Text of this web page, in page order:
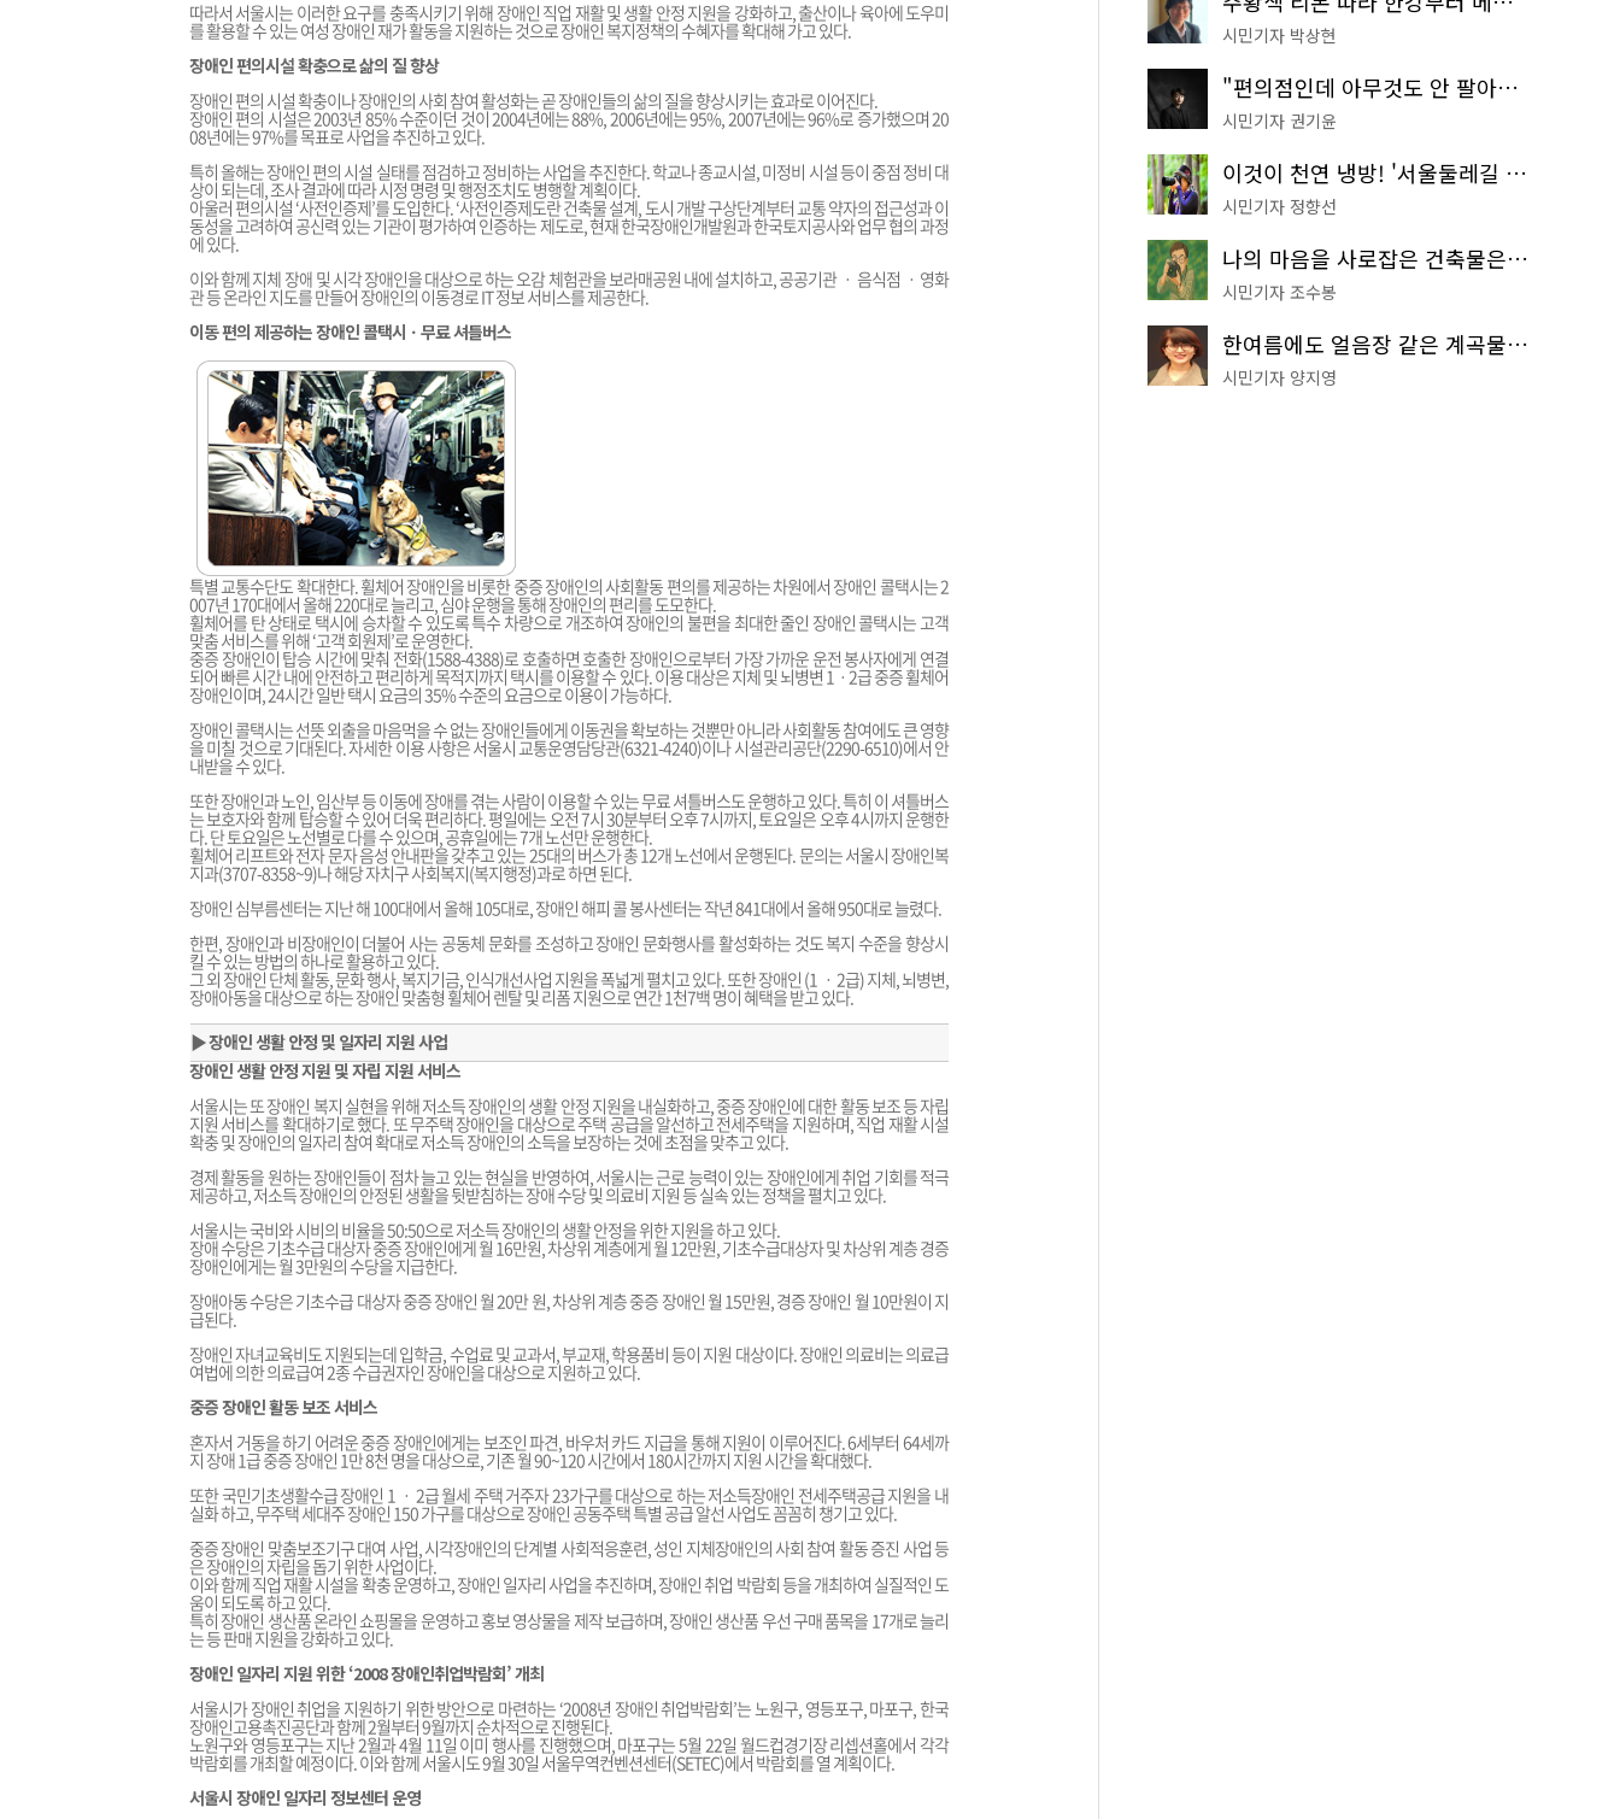
따라서 서울시는 이러한 요구를 충족시키기 위해 장애인 직업 재활 및 생활 안정 지원을 강화하고, 출산이나 육아에 도우미
를 활용할 수 있는 여성 장애인 재가 활동을 지원하는 것으로 장애인 복지정책의 수혜자를 확대해 가고 있다.
장애인 편의시설 확충으로 삶의 질 향상
장애인 편의 시설 확충이나 장애인의 사회 참여 활성화는 곧 장애인들의 삶의 질을 향상시키는 효과로 이어진다.
장애인 편의 시설은 2003년 85% 수준이던 것이 2004년에는 88%, 2006년에는 95%, 2007년에는 96%로 증가했으며 20
08년에는 97%를 목표로 사업을 추진하고 있다.
특히 올해는 장애인 편의 시설 실태를 점검하고 정비하는 사업을 추진한다. 학교나 종교시설, 미정비 시설 등이 중점 정비 대
상이 되는데, 조사 결과에 따라 시정 명령 및 행정조치도 병행할 계획이다.
아울러 편의시설 ‘사전인증제’를 도입한다. ‘사전인증제도란 건축물 설계, 도시 개발 구상단계부터 교통 약자의 접근성과 이
동성을 고려하여 공신력 있는 기관이 평가하여 인증하는 제도로, 현재 한국장애인개발원과 한국토지공사와 업무 협의 과정
에 있다.
이와 함께 지체 장애 및 시각 장애인을 대상으로 하는 오감 체험관을 보라매공원 내에 설치하고, 공공기관 ㆍ 음식점 ㆍ 영화
관 등 온라인 지도를 만들어 장애인의 이동경로 IT 정보 서비스를 제공한다.
이동 편의 제공하는 장애인 콜택시ㆍ무료 셔틀버스
특별 교통수단도 확대한다. 휠체어 장애인을 비롯한 중증 장애인의 사회활동 편의를 제공하는 차원에서 장애인 콜택시는 2
007년 170대에서 올해 220대로 늘리고, 심야 운행을 통해 장애인의 편리를 도모한다.
휠체어를 탄 상태로 택시에 승차할 수 있도록 특수 차량으로 개조하여 장애인의 불편을 최대한 줄인 장애인 콜택시는 고객
맞춤 서비스를 위해 ‘고객 회원제’로 운영한다.
중증 장애인이 탑승 시간에 맞춰 전화(1588-4388)로 호출하면 호출한 장애인으로부터 가장 가까운 운전 봉사자에게 연결
되어 빠른 시간 내에 안전하고 편리하게 목적지까지 택시를 이용할 수 있다. 이용 대상은 지체 및 뇌병변 1ㆍ2급 중증 휠체어
장애인이며, 24시간 일반 택시 요금의 35% 수준의 요금으로 이용이 가능하다.
장애인 콜택시는 선뜻 외출을 마음먹을 수 없는 장애인들에게 이동권을 확보하는 것뿐만 아니라 사회활동 참여에도 큰 영향
을 미칠 것으로 기대된다. 자세한 이용 사항은 서울시 교통운영담당관(6321-4240)이나 시설관리공단(2290-6510)에서 안
내받을 수 있다.
또한 장애인과 노인, 임산부 등 이동에 장애를 겪는 사람이 이용할 수 있는 무료 셔틀버스도 운행하고 있다. 특히 이 셔틀버스
는 보호자와 함께 탑승할 수 있어 더욱 편리하다. 평일에는 오전 7시 30분부터 오후 7시까지, 토요일은 오후 4시까지 운행한
다. 단 토요일은 노선별로 다를 수 있으며, 공휴일에는 7개 노선만 운행한다.
휠체어 리프트와 전자 문자 음성 안내판을 갖추고 있는 25대의 버스가 총 12개 노선에서 운행된다. 문의는 서울시 장애인복
지과(3707-8358~9)나 해당 자치구 사회복지(복지행정)과로 하면 된다.
장애인 심부름센터는 지난 해 100대에서 올해 105대로, 장애인 해피 콜 봉사센터는 작년 841대에서 올해 950대로 늘렸다.
한편, 장애인과 비장애인이 더불어 사는 공동체 문화를 조성하고 장애인 문화행사를 활성화하는 것도 복지 수준을 향상시
킬 수 있는 방법의 하나로 활용하고 있다.
그 외 장애인 단체 활동, 문화 행사, 복지기금, 인식개선사업 지원을 폭넓게 펼치고 있다. 또한 장애인 (1 ㆍ 2급) 지체, 뇌병변,
장애아동을 대상으로 하는 장애인 맞춤형 휠체어 렌탈 및 리폼 지원으로 연간 1천7백 명이 혜택을 받고 있다.
▶장애인 생활 안정 및 일자리 지원 사업
장애인 생활 안정 지원 및 자립 지원 서비스
서울시는 또 장애인 복지 실현을 위해 저소득 장애인의 생활 안정 지원을 내실화하고, 중증 장애인에 대한 활동 보조 등 자립
지원 서비스를 확대하기로 했다. 또 무주택 장애인을 대상으로 주택 공급을 알선하고 전세주택을 지원하며, 직업 재활 시설
확충 및 장애인의 일자리 참여 확대로 저소득 장애인의 소득을 보장하는 것에 초점을 맞추고 있다.
경제 활동을 원하는 장애인들이 점차 늘고 있는 현실을 반영하여, 서울시는 근로 능력이 있는 장애인에게 취업 기회를 적극
제공하고, 저소득 장애인의 안정된 생활을 뒷받침하는 장애 수당 및 의료비 지원 등 실속 있는 정책을 펼치고 있다.
서울시는 국비와 시비의 비율을 50:50으로 저소득 장애인의 생활 안정을 위한 지원을 하고 있다.
장애 수당은 기초수급 대상자 중증 장애인에게 월 16만원, 차상위 계층에게 월 12만원, 기초수급대상자 및 차상위 계층 경증
장애인에게는 월 3만원의 수당을 지급한다.
장애아동 수당은 기초수급 대상자 중증 장애인 월 20만 원, 차상위 계층 중증 장애인 월 15만원, 경증 장애인 월 10만원이 지
급된다.
장애인 자녀교육비도 지원되는데 입학금, 수업료 및 교과서, 부교재, 학용품비 등이 지원 대상이다. 장애인 의료비는 의료급
여법에 의한 의료급여 2종 수급권자인 장애인을 대상으로 지원하고 있다.
중증 장애인 활동 보조 서비스
혼자서 거동을 하기 어려운 중증 장애인에게는 보조인 파견, 바우처 카드 지급을 통해 지원이 이루어진다. 6세부터 64세까
지 장애 1급 중증 장애인 1만 8천 명을 대상으로, 기존 월 90~120 시간에서 180시간까지 지원 시간을 확대했다.
또한 국민기초생활수급 장애인 1 ㆍ 2급 월세 주택 거주자 23가구를 대상으로 하는 저소득장애인 전세주택공급 지원을 내
실화 하고, 무주택 세대주 장애인 150 가구를 대상으로 장애인 공동주택 특별 공급 알선 사업도 꼼꼼히 챙기고 있다.
중증 장애인 맞춤보조기구 대여 사업, 시각장애인의 단계별 사회적응훈련, 성인 지체장애인의 사회 참여 활동 증진 사업 등
은 장애인의 자립을 돕기 위한 사업이다.
이와 함께 직업 재활 시설을 확충 운영하고, 장애인 일자리 사업을 추진하며, 장애인 취업 박람회 등을 개최하여 실질적인 도
움이 되도록 하고 있다.
특히 장애인 생산품 온라인 쇼핑몰을 운영하고 홍보 영상물을 제작 보급하며, 장애인 생산품 우선 구매 품목을 17개로 늘리
는 등 판매 지원을 강화하고 있다.
장애인 일자리 지원 위한 ‘2008 장애인취업박람회’ 개최
서울시가 장애인 취업을 지원하기 위한 방안으로 마련하는 ‘2008년 장애인 취업박람회’는 노원구, 영등포구, 마포구, 한국
장애인고용촉진공단과 함께 2월부터 9월까지 순차적으로 진행된다.
노원구와 영등포구는 지난 2월과 4월 11일 이미 행사를 진행했으며, 마포구는 5월 22일 월드컵경기장 리셉션홀에서 각각
박람회를 개최할 예정이다. 이와 함께 서울시도 9월 30일 서울무역컨벤션센터(SETEC)에서 박람회를 열 계획이다.
서울시 장애인 일자리 정보센터 운영
시민기자 박상현
"편의점인데 아무것도 안 팔아요" 서울에서 가장 특별한 편의점의 정체
시민기자 권기윤
이것이 천연 냉방! '서울둘레길 9코스'로 숲속 피서 떠나볼까
시민기자 정향선
나의 마음을 사로잡은 건축물은? '서울시 건축상' 수상작 공개!
시민기자 조수봉
한여름에도 얼음장 같은 계곡물! 서울 '진관사 계곡'이 천국이네~
시민기자 양지영